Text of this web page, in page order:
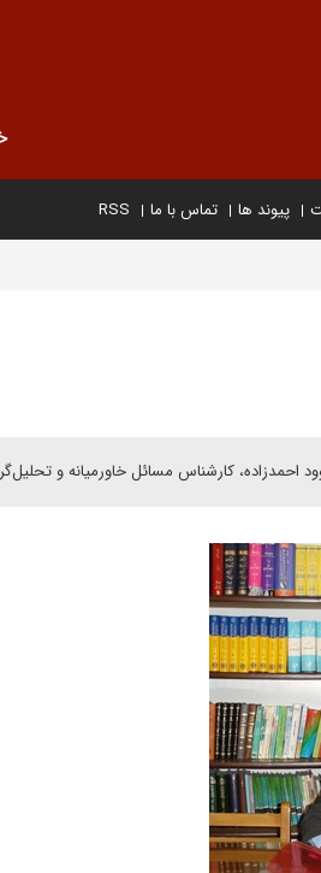
پیوند ها تماس با ما RSS
احمدزاده، کارشناس مسائل خاورمیانه و